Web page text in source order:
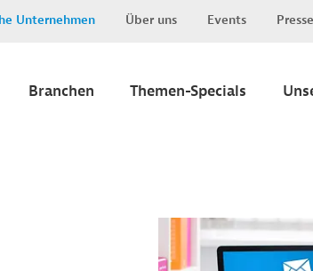
Unternehmen Über uns Events Presse
Branchen Themen-Specials